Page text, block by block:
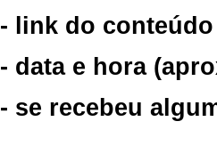
- link do
- data e hora
- se recebeu